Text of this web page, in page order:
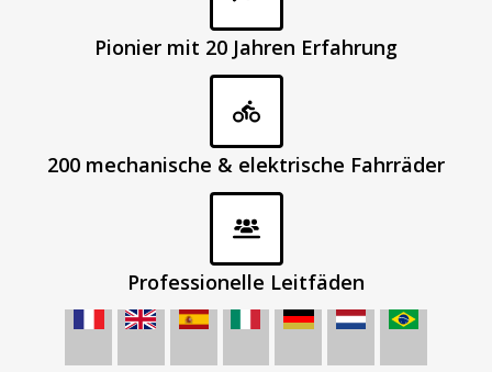
Pionier mit 20 Jahren Erfahrung
200 mechanische & elektrische Fahrräder
Professionelle Leitfäden